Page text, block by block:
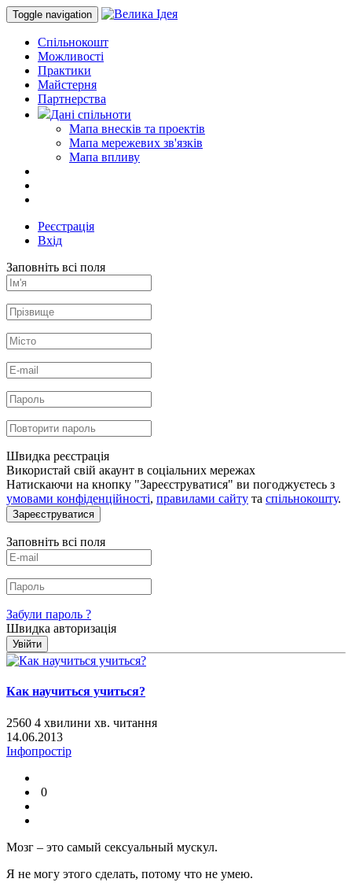
Toggle navigation
Спільнокошт
Можливості
Практики
Майстерня
Партнерства
Дані спільноти
Мапа внесків та проектів
Мапа мережевих зв'язків
Мапа впливу
Реєстрація
Вхід
Заповніть всі поля
Швидка реєстрація
Використай свій акаунт в соціальних мережах
Натискаючи на кнопку "Зареєструватися" ви погоджуєтесь з
умовами конфіденційності, правилами сайту та спільнокошту.
Зареєструватися
Заповніть всі поля
Забули пароль ?
Швидка авторизація
Увійти
Как научиться учиться?
2560 4 хвилини хв. читання
14.06.2013
Інфопростір
0
Мозг – это самый сексуальный мускул.
Я не могу этого сделать, потому что не умею.